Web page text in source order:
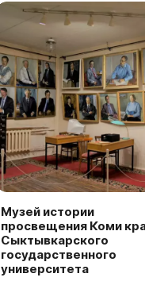
Музей истории
просвещения Коми
Сыктывкарского
государственного
университета